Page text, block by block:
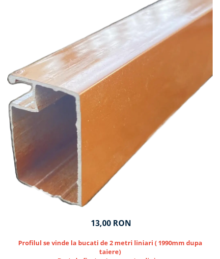
13,00 RON
Profilul se vinde la bucati de 2 metri liniari ( 1990mm dupa
taiere)